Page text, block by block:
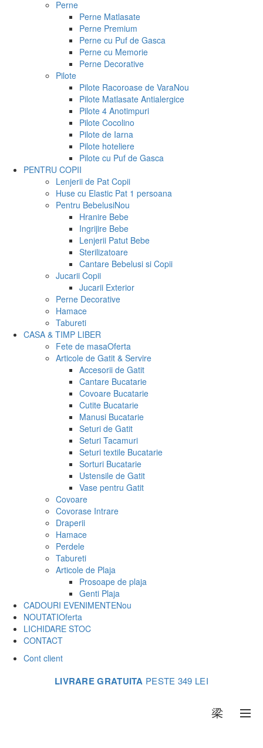
Perne
Perne Matlasate
Perne Premium
Perne cu Puf de Gasca
Perne cu Memorie
Perne Decorative
Pilote
Pilote Racoroase de VaraNou
Pilote Matlasate Antialergice
Pilote 4 Anotimpuri
Pilote Cocolino
Pilote de Iarna
Pilote hoteliere
Pilote cu Puf de Gasca
PENTRU COPII
Lenjerii de Pat Copii
Huse cu Elastic Pat 1 persoana
Pentru BebelusiNou
Hranire Bebe
Ingrijire Bebe
Lenjerii Patut Bebe
Sterilizatoare
Cantare Bebelusi si Copii
Jucarii Copii
Jucarii Exterior
Perne Decorative
Hamace
Tabureti
CASA & TIMP LIBER
Fete de masaOferta
Articole de Gatit & Servire
Accesorii de Gatit
Cantare Bucatarie
Covoare Bucatarie
Cutite Bucatarie
Manusi Bucatarie
Seturi de Gatit
Seturi Tacamuri
Seturi textile Bucatarie
Sorturi Bucatarie
Ustensile de Gatit
Vase pentru Gatit
Covoare
Covorase Intrare
Draperii
Hamace
Perdele
Tabureti
Articole de Plaja
Prosoape de plaja
Genti Plaja
CADOURI EVENIMENTENou
NOUTATIOferta
LICHIDARE STOC
CONTACT
Cont client
LIVRARE GRATUITA PESTE 349 LEI